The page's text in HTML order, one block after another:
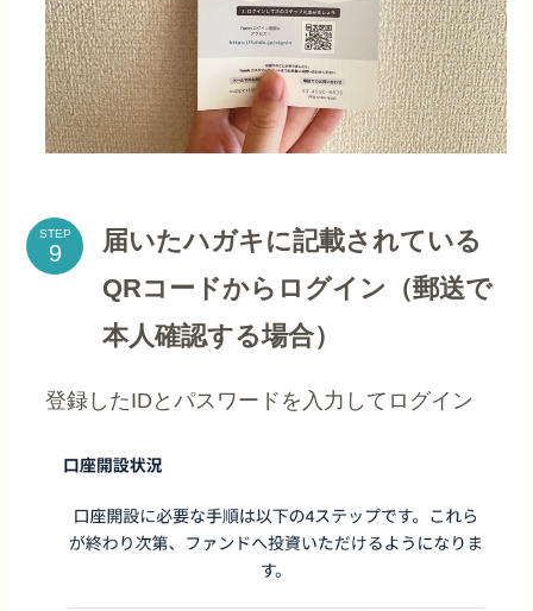
STEP
届いたハガキに記載されている
QRコードからログイン（郵送で
本人確認する場合）
登録したIDとパスワードを入力してログイン